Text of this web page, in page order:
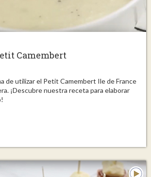
Camembert
de utilizar el Petit Camembert Ile de France
¡Descubre nuestra receta para elaborar